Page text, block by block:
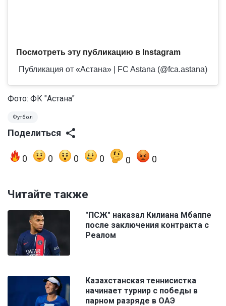
Посмотреть эту публикацию в Instagram
Публикация от «Астана» | FC Astana (@fca.astana)
Фото: ФК "Астана"
Футбол
Поделиться
0 0 0 0 0 0
Читайте также
"ПСЖ" наказал Килиана Мбаппе
после заключения контракта с
Реалом
Казахстанская теннисистка
начинает турнир с победы в
парном разряде в ОАЭ